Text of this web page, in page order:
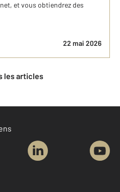
et vous obtiendrez des
22 mai 2026
les articles